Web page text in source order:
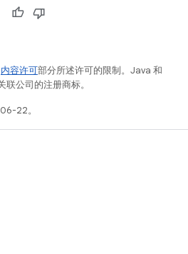
内容许可部分所述许可的限制。Java 和
公司的注册商标。
22。